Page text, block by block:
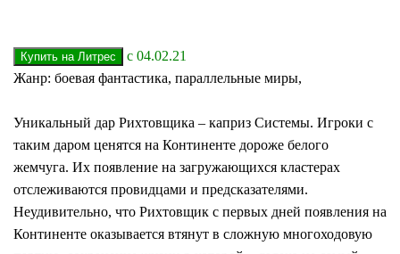
с 04.02.21
Жанр: боевая фантастика, параллельные миры,
Уникальный дар Рихтовщика – каприз Системы. Игроки с
таким даром ценятся на Континенте дороже белого
жемчуга. Их появление на загружающихся кластерах
отслеживаются провидцами и предсказателями.
Неудивительно, что Рихтовщик с первых дней появления на
Континенте оказывается втянут в сложную многоходовую